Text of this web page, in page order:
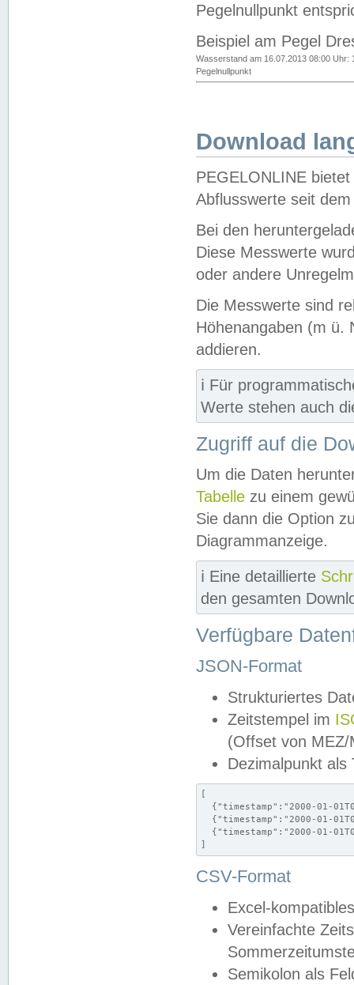
Pegelnullpunkt
Beispiel am Pegel
Wasserstand am 16.07.2013 08:00 Uhr:
Pegelnullpunkt
Download
PEGELONLINE
Abflusswerte seit
Bei den
Diese Messwerte
oder andere
Die Messwerte sind
Höhenangaben (m ü.
addieren.
ℹ️ Für
Werte stehen auch
Zugriff auf die
Um die Daten
Tabelle zu einem
Sie dann die Option
Diagrammanzeige.
ℹ️ Eine detaillierte
den gesamten
Verfügbare
JSON-Format
Strukturiertes
Zeitstempel im
(Offset von MEZ/
Dezimalpunkt als
[
{"timestamp":"2000-01-
{"timestamp":"2000-01-
{"timestamp":"2000-01-
]
CSV-Format
Excel-
Vereinfachte
Semikolon als